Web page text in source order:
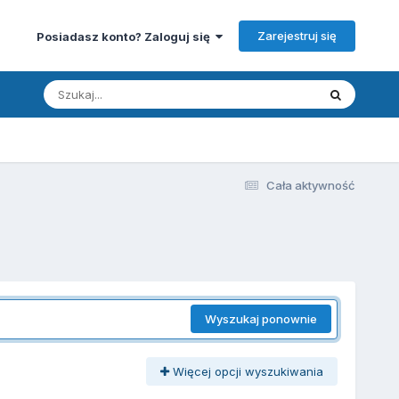
Posiadasz konto? Zaloguj się Zarejestruj się
Cała aktywność
Wyszukaj ponownie
Więcej opcji wyszukiwania